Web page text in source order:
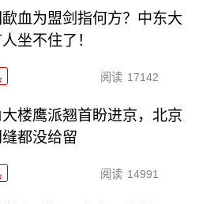
血为盟剑指何方？中东大
坐不住了！
阅读 17142
楼鹰派翘首盼进京，北京
都没给留
阅读 14991